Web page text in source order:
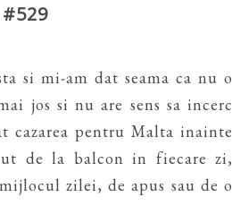
#529
si mi-am dat seama ca nu o
jos si nu are sens sa incerc
cazarea pentru Malta inainte
de la balcon in fiecare zi,
zilei, de apus sau de o